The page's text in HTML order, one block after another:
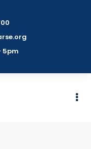
5pm